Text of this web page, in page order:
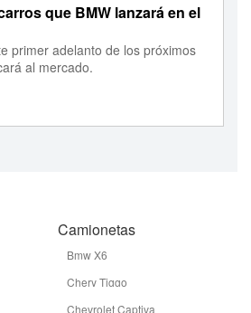
que BMW lanzará en el
primer adelanto de los próximos
al mercado.
Camionetas
Bmw X6
Chery Tiggo
Chevrolet Captiva